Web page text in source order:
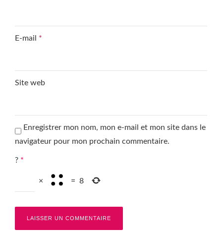
E-mail *
Site web
Enregistrer mon nom, mon e-mail et mon site dans le
navigateur pour mon prochain commentaire.
? *
× = 8